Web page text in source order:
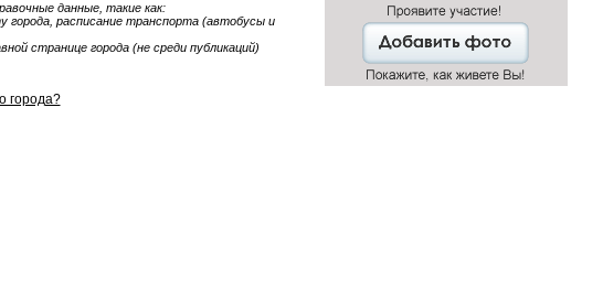
данные, такие как:
города, расписание транспорта (автобусы и
странице города (не среди публикаций)
города?